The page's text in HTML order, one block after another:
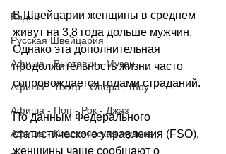
Видео
Русская Швейцария
Афиша - Выставки - Музеи
Афиша - Театр - Опера - Шоу
Афиша - Поп - Рок - Джаз
Афиша - Классическая музыка
В Швейцарии женщины в среднем
живут на 3,8 года дольше мужчин.
Однако эта дополнительная
продолжительность жизни часто
сопровождается годами страданий.
По данным Федерального
статистического управления (FSO),
женщины чаще сообщают о